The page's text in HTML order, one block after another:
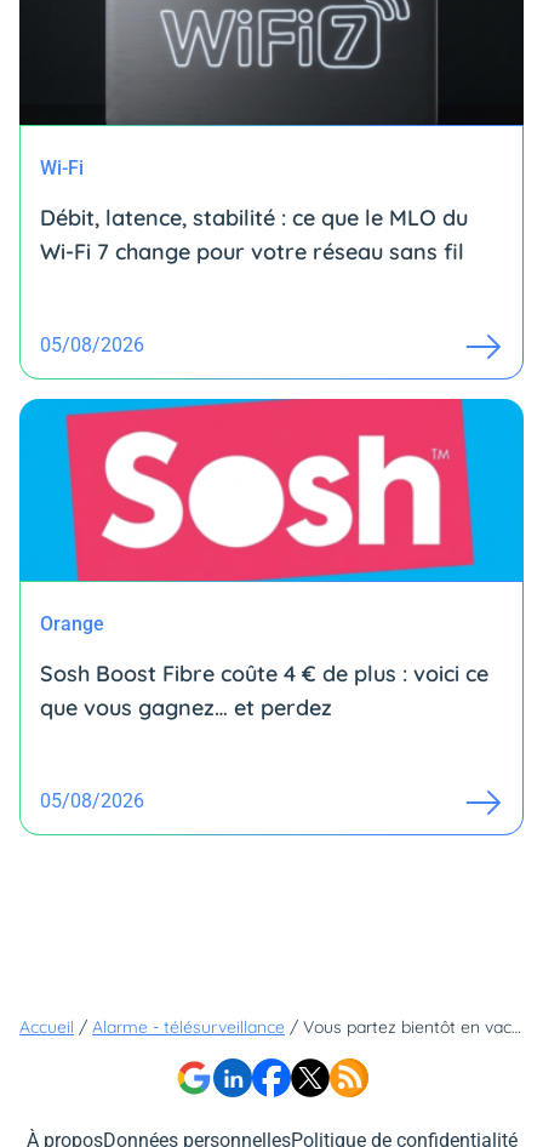
Wi-Fi
Débit, latence, stabilité : ce que le MLO du
Wi-Fi 7 change pour votre réseau sans fil
05/08/2026
Orange
Sosh Boost Fibre coûte 4 € de plus : voici ce
que vous gagnez… et perdez
05/08/2026
Accueil / Alarme - télésurveillance / Vous partez bientôt en vacances ? Cette démarche gratuite peut éviter bien des mauvaises surprises
À proposDonnées personnellesPolitique de confidentialité